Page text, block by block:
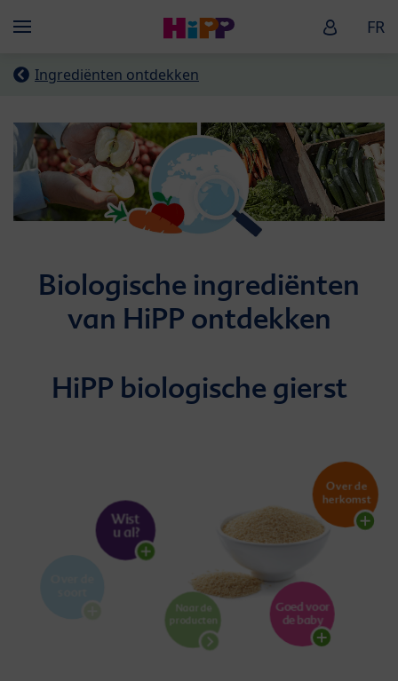
Menü HiPP FR
Ingrediënten ontdekken
Biologische ingrediënten
van HiPP ontdekken
HiPP biologische gierst